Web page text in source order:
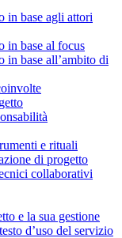
in base agli attori
in base al focus
in base all’ambito di
e rituali
di progetto
collaborativi
e la sua gestione
d’uso del servizio